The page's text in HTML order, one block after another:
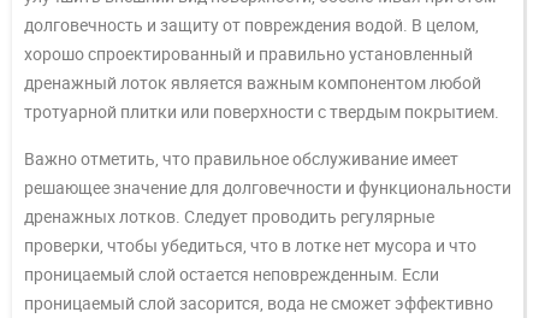
долговечность и защиту от повреждения водой. В целом,
хорошо спроектированный и правильно установленный
дренажный лоток является важным компонентом любой
тротуарной плитки или поверхности с твердым покрытием.
Важно отметить, что правильное обслуживание имеет
решающее значение для долговечности и функциональности
дренажных лотков. Следует проводить регулярные
проверки, чтобы убедиться, что в лотке нет мусора и что
проницаемый слой остается неповрежденным. Если
проницаемый слой засорится, вода не сможет эффективно